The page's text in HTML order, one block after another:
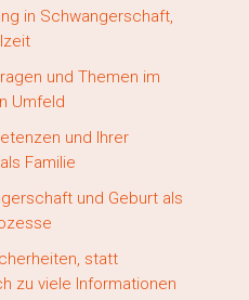
in Schwangerschaft,
und Themen im
Umfeld
und Ihrer
Familie
und Geburt als
statt
zu viele Informationen